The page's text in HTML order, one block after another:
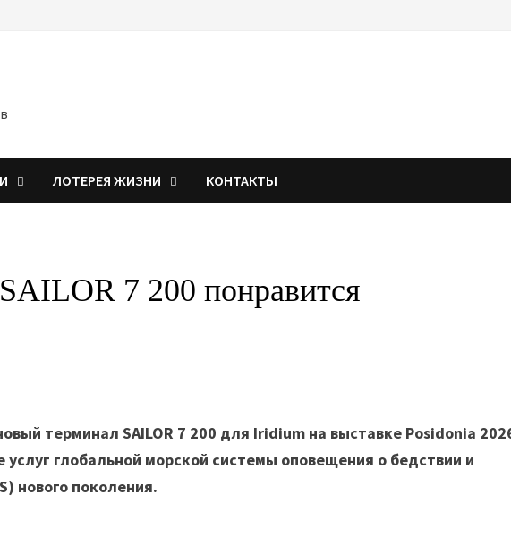
ЛОТЕРЕЯ ЖИЗНИ КОНТАКТЫ
7 200 понравится
терминал SAILOR 7 200 для Iridium на выставке Posidonia
глобальной морской системы оповещения о бедствии и
нового поколения.